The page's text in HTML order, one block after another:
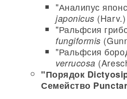
"Аналипус
japonicus
"Ральфсия
fungiformis
"Ральфсия
verrucosa
"Порядок
Семейство